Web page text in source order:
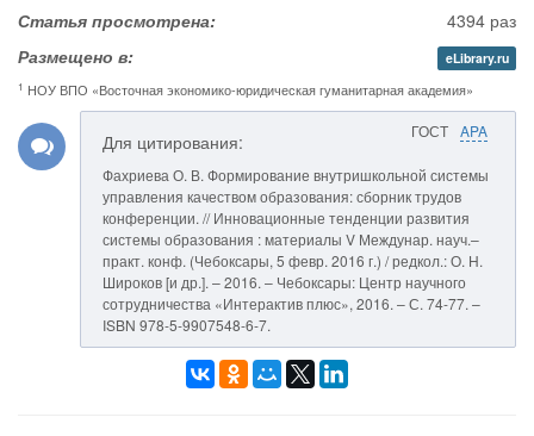
Статья просмотрена:
4394 раз
Размещено в:
eLibrary.ru
1 НОУ ВПО «Восточная экономико-юридическая гуманитарная академия»
ГОСТ APA
Для цитирования:
Фахриева О. В. Формирование внутришкольной системы
управления качеством образования: сборник трудов
конференции. // Инновационные тенденции развития
системы образования : материалы V Междунар. науч.–
практ. конф. (Чебоксары, 5 февр. 2016 г.) / редкол.: О. Н.
Широков [и др.]. – 2016. – Чебоксары: Центр научного
сотрудничества «Интерактив плюс», 2016. – С. 74-77. –
ISBN 978-5-9907548-6-7.